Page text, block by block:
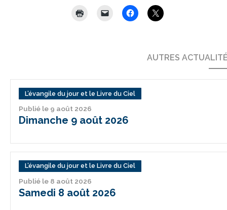
AUTRES
L’évangile du jour et le Livre du Ciel
Publié le 9 août 2026
Dimanche 9 août 2026
L’évangile du jour et le Livre du Ciel
Publié le 8 août 2026
Samedi 8 août 2026